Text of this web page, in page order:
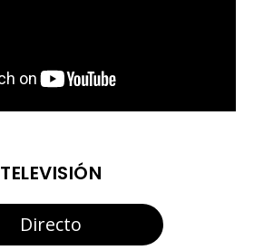
TELEVISIÓN
Directo